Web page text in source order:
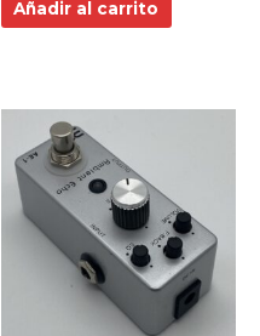
Añadir al carrito